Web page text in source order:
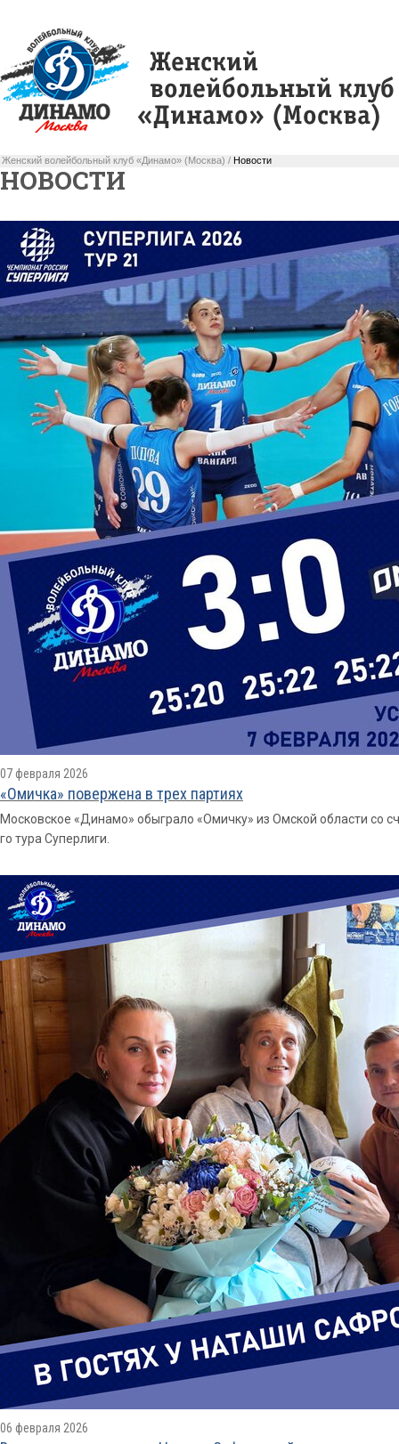
Женский волейбольный клуб «Динамо» (Москва) / Новости
НОВОСТИ
07 февраля 2026
«Омичка» повержена в трех партиях
Московское «Динамо» обыграло «Омичку» из Омской области со
го тура Суперлиги.
06 февраля 2026